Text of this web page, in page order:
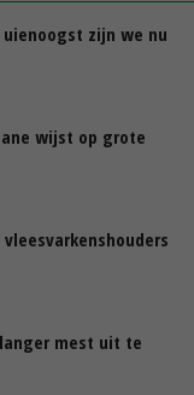
uienoogst zijn we nu
wijst op grote
mest uit te